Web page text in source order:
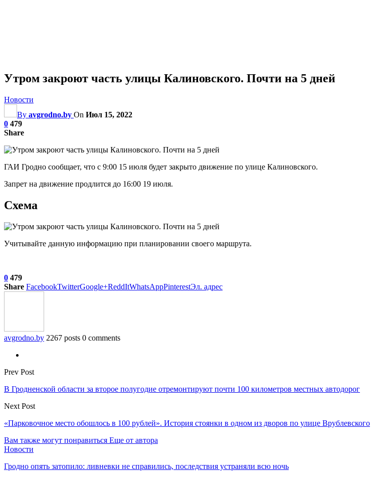
Утром закроют часть улицы Калиновского. Почти на 5 дней
Новости
By avgrodno.by On Июл 15, 2022
0 479
Share
ГАИ Гродно сообщает, что с 9:00 15 июля будет закрыто движение по улице Калиновского.
Запрет на движение продлится до 16:00 19 июля.
Схема
Учитывайте данную информацию при планировании своего маршрута.
0 479
Share FacebookTwitterGoogle+ReddItWhatsAppPinterestЭл. адрес
avgrodno.by 2267 posts 0 comments
Prev Post
В Гродненской области за второе полугодие отремонтируют почти 100 километров местных автодорог
Next Post
«Парковочное место обошлось в 100 рублей». История стоянки в одном из дворов по улице Врублевского
Вам также могут понравиться Еще от автора
Новости
Гродно опять затопило: ливневки не справились, последствия устраняли всю ночь